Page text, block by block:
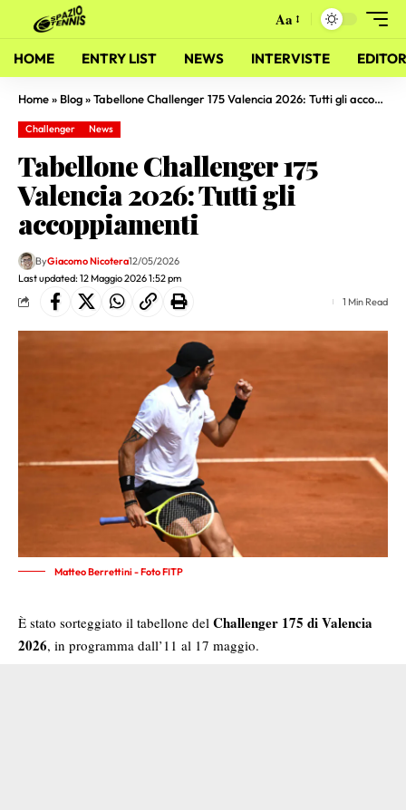
Aa
HOME ENTRY LIST NEWS INTERVISTE
Home» Blog»Tabellone Challenger 175 Valencia 2026: Tutti gli accoppiamenti
Challenger News
Tabellone Challenger 175
Valencia 2026: Tutti gli
accoppiamenti
Last updated: 12 Maggio 2026 1:52 pm
ByGiacomo Nicotera12/05/2026
1 Min Read
Matteo Berrettini - Foto FITP
È stato sorteggiato il tabellone del Challenger 175 di Valencia
2026, in programma dall’11 al 17 maggio.